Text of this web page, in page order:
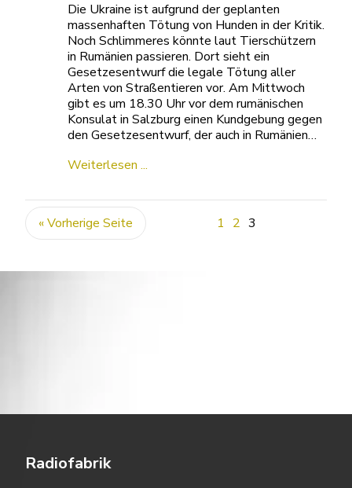
Die Ukraine ist aufgrund der geplanten
massenhaften Tötung von Hunden in der Kritik.
Noch Schlimmeres könnte laut Tierschützern
in Rumänien passieren. Dort sieht ein
Gesetzesentwurf die legale Tötung aller
Arten von Straßentieren vor. Am Mittwoch
gibt es um 18.30 Uhr vor dem rumänischen
Konsulat in Salzburg einen Kundgebung gegen
den Gesetzesentwurf, der auch in Rumänien…
Weiterlesen ...
« Vorherige Seite 1 2 3
Radiofabrik